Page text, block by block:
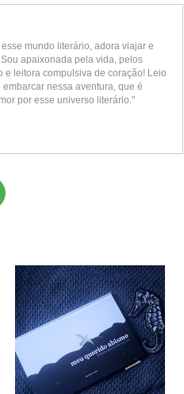
mundo literário, adora viajar e
apaixonada pela vida, pelos
e leitora compulsiva de coração! Leio
nessa aventura, que é
por esse universo literário."